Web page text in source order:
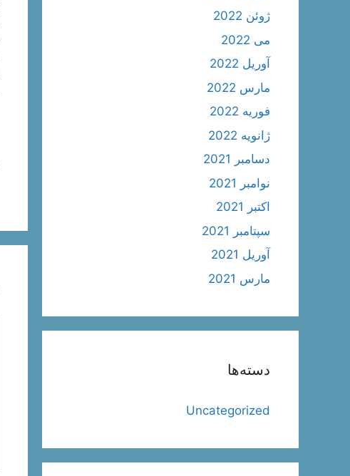
ژوئن 2022
می 2022
آوریل 2022
مارس 2022
فوریه 2022
ژانویه 2022
دسامبر 2021
نوامبر 2021
اکتبر 2021
سپتامبر 2021
آوریل 2021
مارس 2021
دسته‌ها
Uncategorized